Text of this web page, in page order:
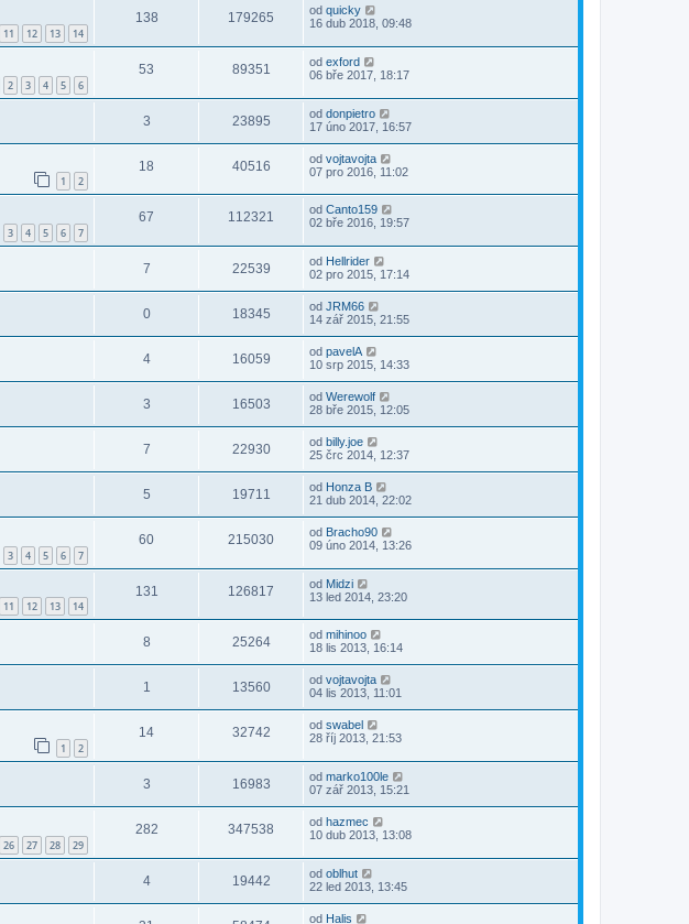
11 12 13 14
138 179265 od quicky
16 dub 2018, 09:48
2 3 4 5 6
53 89351 od exford
06 bře 2017, 18:17
3 23895 od donpietro
17 úno 2017, 16:57
1 2
18 40516 od vojtavojta
07 pro 2016, 11:02
3 4 5 6 7
67 112321 od Canto159
02 bře 2016, 19:57
7 22539 od Hellrider
02 pro 2015, 17:14
0 18345 od JRM66
14 zář 2015, 21:55
4 16059 od pavelA
10 srp 2015, 14:33
3 16503 od Werewolf
28 bře 2015, 12:05
7 22930 od billy.joe
25 črc 2014, 12:37
5 19711 od Honza B
21 dub 2014, 22:02
3 4 5 6 7
60 215030 od Bracho90
09 úno 2014, 13:26
11 12 13 14
131 126817 od Midzi
13 led 2014, 23:20
8 25264 od mihinoo
18 lis 2013, 16:14
1 13560 od vojtavojta
04 lis 2013, 11:01
1 2
14 32742 od swabel
28 říj 2013, 21:53
3 16983 od marko100le
07 zář 2013, 15:21
26 27 28 29
282 347538 od hazmec
10 dub 2013, 13:08
4 19442 od oblhut
22 led 2013, 13:45
od Halis